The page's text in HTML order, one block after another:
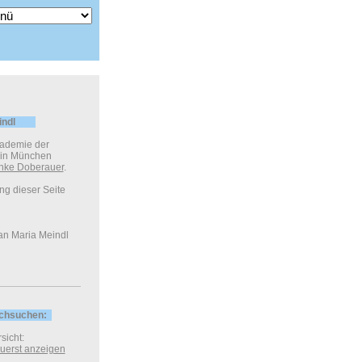
der
München
Doberauer.
dieser Seite
Maria Meindl
anzeigen